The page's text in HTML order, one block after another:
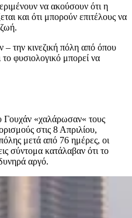
να ακούσουν ότι η
και ότι μπορούν επιτέλους να
την κινεζική πόλη από όπου
το φυσιολογικό μπορεί να
Γουχάν «χαλάρωσαν« τους
στις 8 Απριλίου,
μετά από 76 ημέρες, οι
σύντομα κατάλαβαν ότι το
αργό.